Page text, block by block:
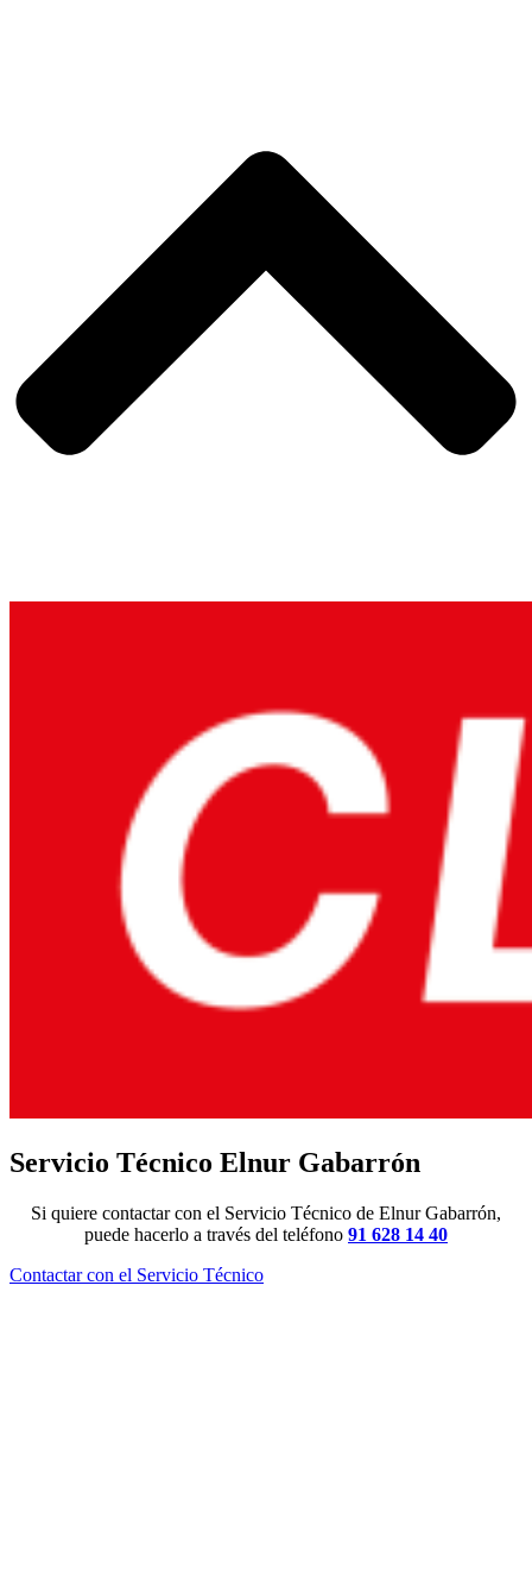
Servicio Técnico Elnur Gabarrón
Si quiere contactar con el Servicio Técnico de Elnur Gabarrón,
puede hacerlo a través del teléfono 91 628 14 40
Contactar con el Servicio Técnico